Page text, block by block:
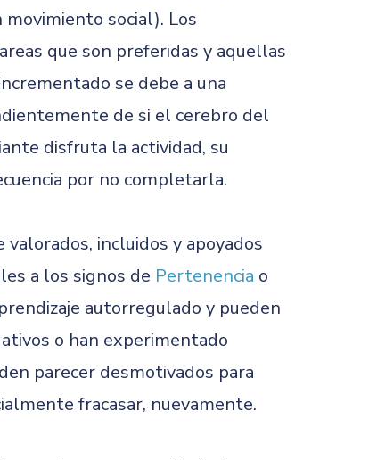
social). Los
que son preferidas y aquellas
se debe a una
de si el cerebro del
disfruta la actividad, su
por no completarla.
incluidos y apoyados
a los signos de Pertenencia o
autorregulado y pueden
o han experimentado
parecer desmotivados para
fracasar, nuevamente.